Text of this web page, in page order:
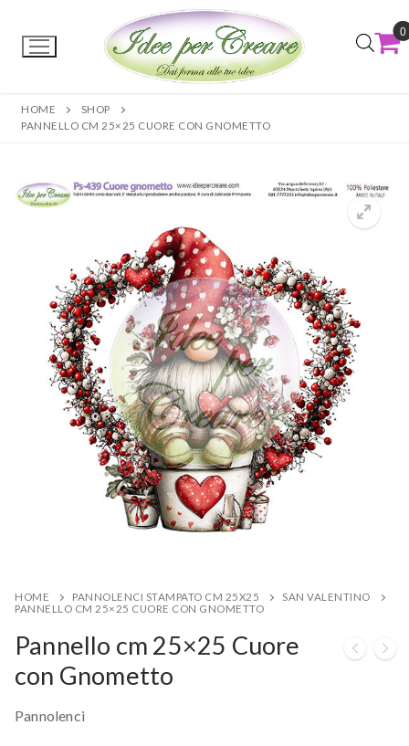
0
HOME
SHOP
PANNELLO CM 25×25 CUORE CON GNOMETTO
HOME PANNOLENCI STAMPATO CM 25X25
SAN VALENTINO
PANNELLO CM 25×25 CUORE CON GNOMETTO
Pannello cm 25×25 Cuore
con Gnometto
Pannolenci